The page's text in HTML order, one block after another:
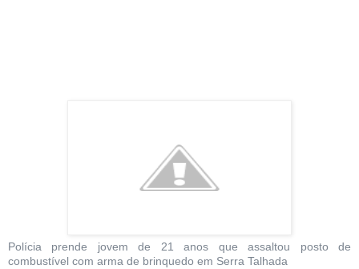
Polícia prende jovem de 21 anos que assaltou posto de
combustível com arma de brinquedo em Serra Talhada